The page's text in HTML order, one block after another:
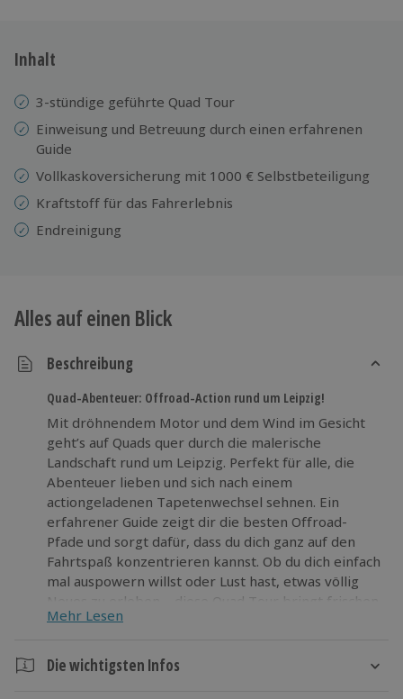
3 Jahre gültig & verlängerbar.
Inhalt
3-stündige geführte Quad Tour
Einweisung und Betreuung durch einen erfahrenen
Guide
Vollkaskoversicherung mit 1000 € Selbstbeteiligung
Kraftstoff für das Fahrerlebnis
Endreinigung
Alles auf einen Blick
Beschreibung
Quad-Abenteuer: Offroad-Action rund um Leipzig!
Mit dröhnendem Motor und dem Wind im Gesicht
geht’s auf Quads quer durch die malerische
Landschaft rund um Leipzig. Perfekt für alle, die
Abenteuer lieben und sich nach einem
actiongeladenen Tapetenwechsel sehnen. Ein
erfahrener Guide zeigt dir die besten Offroad-
Pfade und sorgt dafür, dass du dich ganz auf den
Fahrtspaß konzentrieren kannst. Ob du dich einfach
mal auspowern willst oder Lust hast, etwas völlig
Neues zu erleben – diese Quad Tour bringt frischen
Schwung in den Alltag. Wage etwas
dabei.
Mehr Lesen
Die wichtigsten Infos